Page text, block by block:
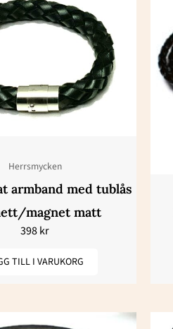
Herrsmycken
armband med tublås
magnet matt
398kr
TILL I VARUKORG